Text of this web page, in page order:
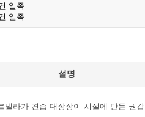
일족
일족
설명
넬라가 견습 대장장이 시절에 만든 권갑